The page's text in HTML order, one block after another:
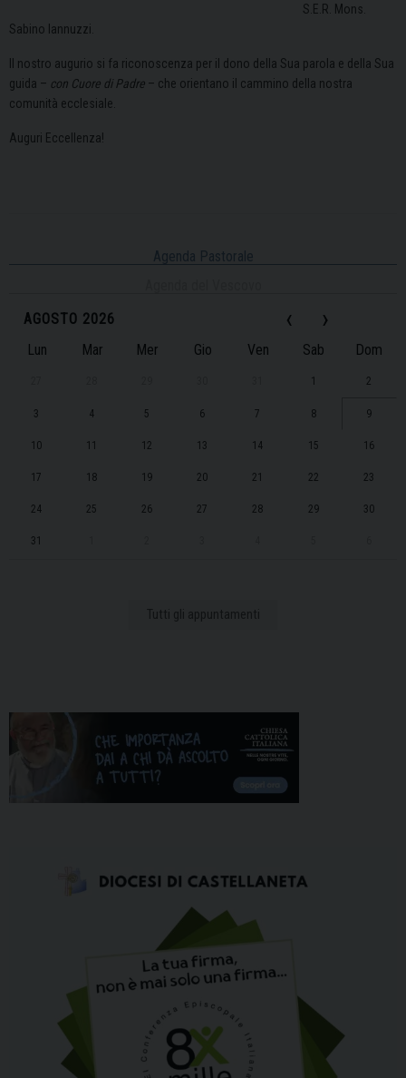
S.E.R. Mons.
Sabino Iannuzzi.
Il nostro augurio si fa riconoscenza per il dono della Sua parola e della Sua
guida – con Cuore di Padre – che orientano il cammino della nostra
comunità ecclesiale.
Auguri Eccellenza!
Agenda Pastorale
‹
AGOSTO 2026 ›
Lun Mar Mer Gio Ven Sab Dom
1 2
3 4 5 6 7 8 9
10 11 12 13 14 15 16
17 18 19 20 21 22 23
24 25 26 27 28 29 30
31
Tutti gli appuntamenti